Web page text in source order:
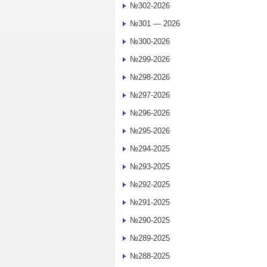
№302-2026
№301 — 2026
№300-2026
№299-2026
№298-2026
№297-2026
№296-2026
№295-2026
№294-2025
№293-2025
№292-2025
№291-2025
№290-2025
№289-2025
№288-2025